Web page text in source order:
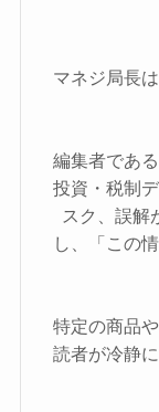
マネジ局長
編集者であ
投資・税制
スク、誤解
し、「この
特定の商品
読者が冷静